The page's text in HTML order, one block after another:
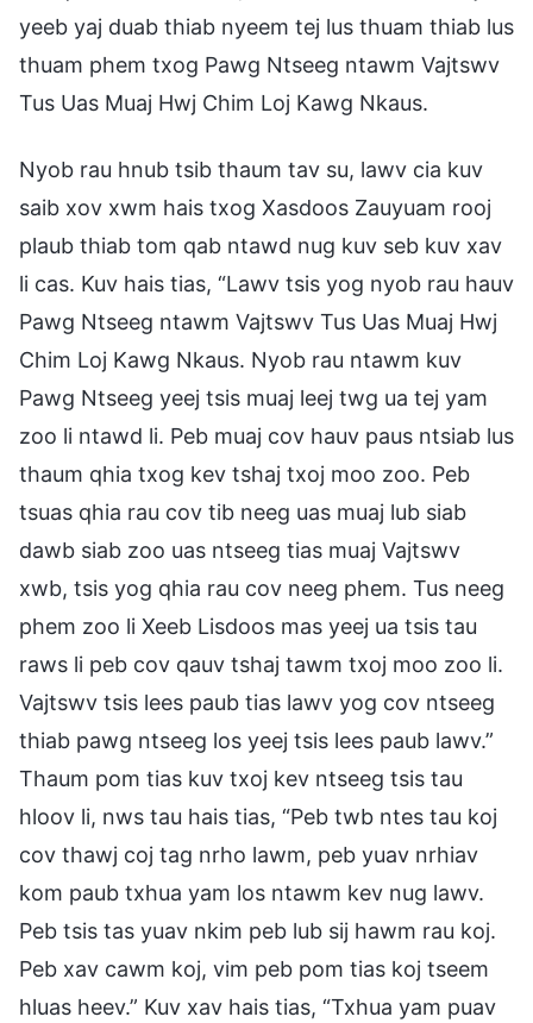
yeeb yaj duab thiab nyeem tej lus thuam thiab lus
thuam phem txog Pawg Ntseeg ntawm Vajtswv
Tus Uas Muaj Hwj Chim Loj Kawg Nkaus.
Nyob rau hnub tsib thaum tav su, lawv cia kuv
saib xov xwm hais txog Xasdoos Zauyuam rooj
plaub thiab tom qab ntawd nug kuv seb kuv xav
li cas. Kuv hais tias, “Lawv tsis yog nyob rau hauv
Pawg Ntseeg ntawm Vajtswv Tus Uas Muaj Hwj
Chim Loj Kawg Nkaus. Nyob rau ntawm kuv
Pawg Ntseeg yeej tsis muaj leej twg ua tej yam
zoo li ntawd li. Peb muaj cov hauv paus ntsiab lus
thaum qhia txog kev tshaj txoj moo zoo. Peb
tsuas qhia rau cov tib neeg uas muaj lub siab
dawb siab zoo uas ntseeg tias muaj Vajtswv
xwb, tsis yog qhia rau cov neeg phem. Tus neeg
phem zoo li Xeeb Lisdoos mas yeej ua tsis tau
raws li peb cov qauv tshaj tawm txoj moo zoo li.
Vajtswv tsis lees paub tias lawv yog cov ntseeg
thiab pawg ntseeg los yeej tsis lees paub lawv.”
Thaum pom tias kuv txoj kev ntseeg tsis tau
hloov li, nws tau hais tias, “Peb twb ntes tau koj
cov thawj coj tag nrho lawm, peb yuav nrhiav
kom paub txhua yam los ntawm kev nug lawv.
Peb tsis tas yuav nkim peb lub sij hawm rau koj.
Peb xav cawm koj, vim peb pom tias koj tseem
hluas heev.” Kuv xav hais tias, “Txhua yam puav